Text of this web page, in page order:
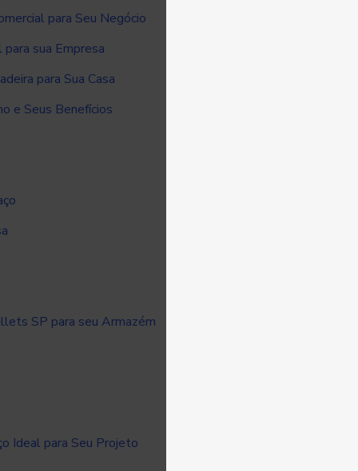
para Seu Negócio
sua Empresa
para Sua Casa
e Seus Benefícios
SP para seu Armazém
Ideal para Seu Projeto